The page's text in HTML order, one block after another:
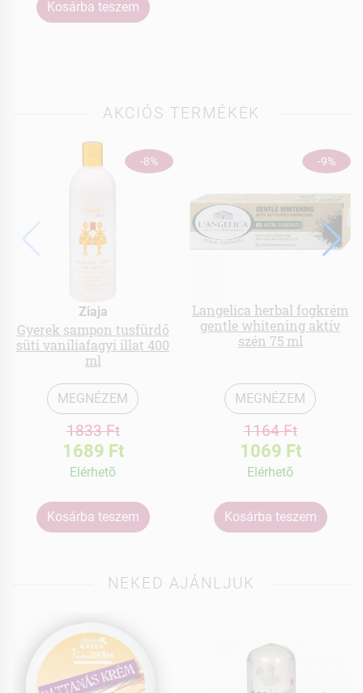
Kosárba teszem
AKCIÓS TERMÉKEK
-8%
Ziaja
Gyerek sampon tusfürdő
süti vaníliafagyi illat 400
ml
MEGNÉZEM
1833 Ft
1689 Ft
Elérhetõ
Kosárba teszem
-9%
Langelica herbal fogkrém
gentle whitening aktív
szén 75 ml
MEGNÉZEM
1164 Ft
1069 Ft
Elérhetõ
Kosárba teszem
NEKED AJÁNLJUK